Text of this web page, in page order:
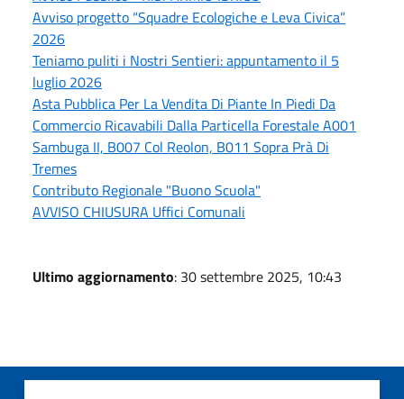
Avviso progetto “Squadre Ecologiche e Leva Civica”
2026
Teniamo puliti i Nostri Sentieri: appuntamento il 5
luglio 2026
Asta Pubblica Per La Vendita Di Piante In Piedi Da
Commercio Ricavabili Dalla Particella Forestale A001
Sambuga II, B007 Col Reolon, B011 Sopra Prà Di
Tremes
Contributo Regionale "Buono Scuola"
AVVISO CHIUSURA Uffici Comunali
Ultimo aggiornamento: 30 settembre 2025, 10:43